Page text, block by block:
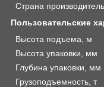
Страна производитель
Пользовательские
Высота подъема, м
Высота упаковки, мм
Глубина упаковки, мм
Грузоподъемность, т